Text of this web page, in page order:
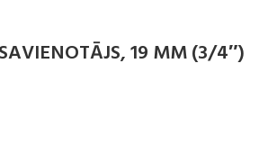
19 MM (3/4″)